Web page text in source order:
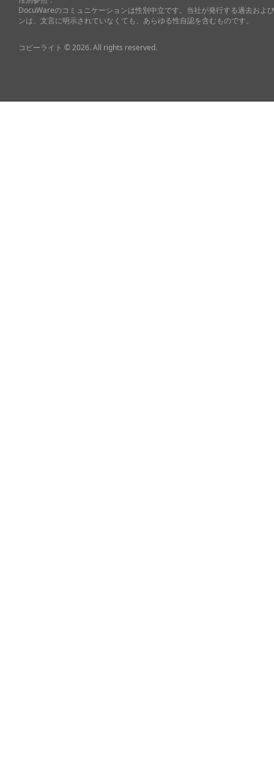
DocuWareのコミュニケーションは性別中立です。当社が発行する過去およ
ンは、文言に明示されていなくても、あらゆる性自認を含むものです。
コピーライト © 2026. All rights reserved.